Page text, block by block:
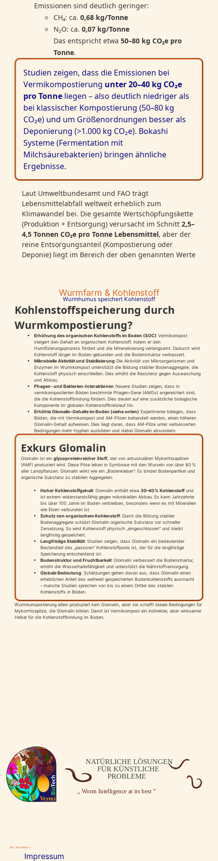
Emissionen sind deutlich geringer:
CH₄: ca. 0,68 kg/Tonne
N₂O: ca. 0,07 kg/Tonne
Das entspricht etwa 50–80 kg CO₂e pro
Tonne.
Studien zeigen, dass die Emissionen bei
Vermikompostierung unter 20–40 kg CO₂e
pro Tonne liegen – also deutlich niedriger als
bei klassischer Kompostierung (50–80 kg
CO₂e) und um Größenordnungen besser als
Deponierung (>1.000 kg CO₂e). Bokashi
Systeme (Fermentation mit
Milchsäurebakterien) bringen ähnliche
Ergebnisse.
Laut Umweltbundesamt und FAO trägt
Lebensmittelabfall weltweit erheblich zum
Klimawandel bei. Die gesamte Wertschöpfungskette
(Produktion + Entsorgung) verursacht im Schnitt 2,5–
4,5 Tonnen CO₂e pro Tonne Lebensmittel, aber der
reine Entsorgungsanteil (Kompostierung oder
Deponie) liegt im Bereich der oben genannten Werte
Wurmfarm & Kohlenstoff
Wurmhumus speichert Kohlenstoff
Kohlenstoffspeicherung durch
Wurmkompostierung?
Erhöhung des organischen Kohlenstoffs im Boden (SOC) Vermikompost
steigert den Gehalt an organischem Kohlenstoff, indem er den
Humifizierungsprozess fördert und die Mineralisierung verlangsamt. Dadurch wird
Kohlenstoff länger im Boden gebunden und die Bodenstruktur verbessert.
Mikrobielle Aktivität und Stabilisierung Die Aktivität von Mikroorganismen und
Enzymen im Wurmkompost unterstützt die Bildung stabiler Bodenaggregate, die
Kohlenstoff physisch einschließen. Dies erhöht die Resistenz gegen Auswaschung
und Abbau.
Phagen- und Bakterien-Interaktionen Neuere Studien zeigen, dass in
vermikompostierten Böden bestimmte Phagen-Gene (AMGs) angereichert sind,
die die Kohlenstoffbindung fördern. Dies deutet auf eine zusätzliche biologische
Komponente im globalen Kohlenstoffkreislauf hin.
Erhöhte Glomalin-Gehalte im Boden (siehe unten) Experimente belegen, dass
Böden, die mit Vermikompost und AM-Pilzen behandelt werden, einen höheren
Glomalin-Gehalt aufweisen. Dies liegt daran, dass AM-Pilze unter verbesserten
Bedingungen mehr Hyphen ausbilden und dabei Glomalin absondern.
Exkurs Glomalin
Glomalin ist ein glycoproteinreicher Stoff, der von arbuskulären Mykorrhizapilzen
(AMF) produziert wird. Diese Pilze leben in Symbiose mit den Wurzeln von über 80 %
aller Landpflanzen. Glomalin wirkt wie ein „Bodenkleber“: Es bindet Bodenpartikel und
organische Substanz zu stabilen Aggregaten.
Hoher Kohlenstoffgehalt: Glomalin enthält etwa 30–40 % Kohlenstoffund
ist extrem widerstandsfähig gegen mikrobiellen Abbau. Es kann Jahrzehnte
bis über 100 Jahre im Boden verbleiben, besonders wenn es mit Mineralien
wie Eisen verbunden ist.
Schutz von organischem Kohlenstoff: Durch die Bildung stabiler
Bodenaggregate schützt Glomalin organische Substanz vor schneller
Zersetzung. So wird Kohlenstoff physisch „eingeschlossen“ und bleibt
langfristig gespeichert.
Langfristige Stabilität: Studien zeigen, dass Glomalin ein bedeutender
Bestandteil des „passiven“ Kohlenstoffpools ist, der für die langfristige
Speicherung entscheidend ist.
Bodenstruktur und Fruchtbarkeit: Glomalin verbessert die Bodenstruktur,
erhöht die Wasserhaltefähigkeit und unterstützt die Nährstoffversorgung.
Globale Bedeutung: Schätzungen gehen davon aus, dass Glomalin einen
erheblichen Anteil des weltweit gespeicherten Bodenkohlenstoffs ausmacht
– manche Studien sprechen von bis zu einem Drittel des stabilen
Kohlenstoffs in Böden.
Wurmkompostierung allein produziert kein Glomalin, aber sie schafft ideale Bedingungen für
Mykorrhizapilze, die Glomalin bilden. Damit ist Vermikompost ein indirekter, aber wirksamer
Hebel für die Kohlenstoffbindung im Boden.
Infos & Rechtliches
Impressum